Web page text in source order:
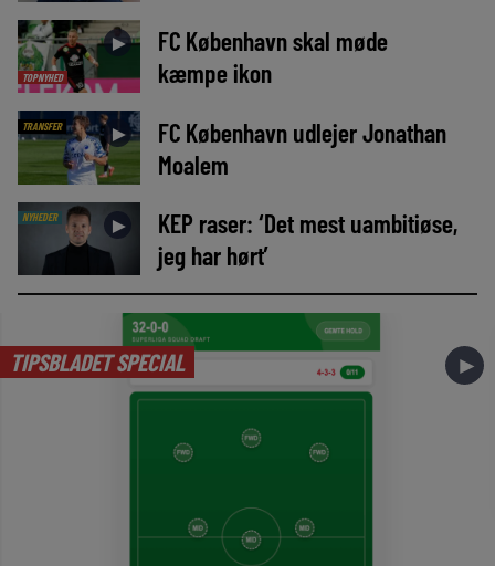
TOPNYHED
►
FC København skal møde
kæmpe ikon
TRANSFER ►
FC København udlejer Jonathan
Moalem
NYHEDER ►
KEP raser: ‘Det mest uambitiøse,
jeg har hørt’
TIPSBLADET SPECIAL ►